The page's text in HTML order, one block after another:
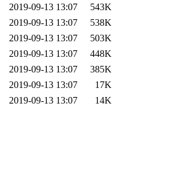
2019-09-13 13:07
543K
2019-09-13 13:07
538K
2019-09-13 13:07
503K
2019-09-13 13:07
448K
2019-09-13 13:07
385K
2019-09-13 13:07
17K
2019-09-13 13:07 14K